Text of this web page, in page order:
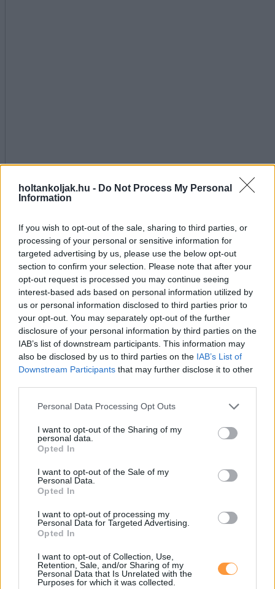
holtankoljak.hu - Do Not Process My Personal
Information
If you wish to opt-out of the sale, sharing to third parties, or
processing of your personal or sensitive information for
targeted advertising by us, please use the below opt-out
section to confirm your selection. Please note that after your
opt-out request is processed you may continue seeing
interest-based ads based on personal information utilized by
us or personal information disclosed to third parties prior to
your opt-out. You may separately opt-out of the further
disclosure of your personal information by third parties on the
IAB’s list of downstream participants. This information may
also be disclosed by us to third parties on the IAB’s List of
Downstream Participants that may further disclose it to other
Please note that this website/app uses one or more Google
not limited to your visit or usage behaviour. You may click to
grant or deny consent to Google and its third-party tags to
use your data for below specified purposes in below Google
consent section.
Personal Data Processing Opt Outs
I want to opt-out of the Sharing of my
personal data.
Opted In
I want to opt-out of the Sale of my
Personal Data.
Opted In
I want to opt-out of processing my
Personal Data for Targeted Advertising.
Opted In
I want to opt-out of Collection, Use,
Retention, Sale, and/or Sharing of my
Personal Data that Is Unrelated with the
Purposes for which it was collected.
Kapcsolódó hírek
piacon
Tudatos gumiválasztás: biztonság és megtakarítás kéz a
kézben
Használt autó adásvétele: biztonság a papírok tükrében
A holtankoljak.hu, Magyarország független, átfogó benzin-, gázolaj-, LPG-,
A holtankoljak.hu 2007 óta működik.
Miért érdemes regisztrálni?